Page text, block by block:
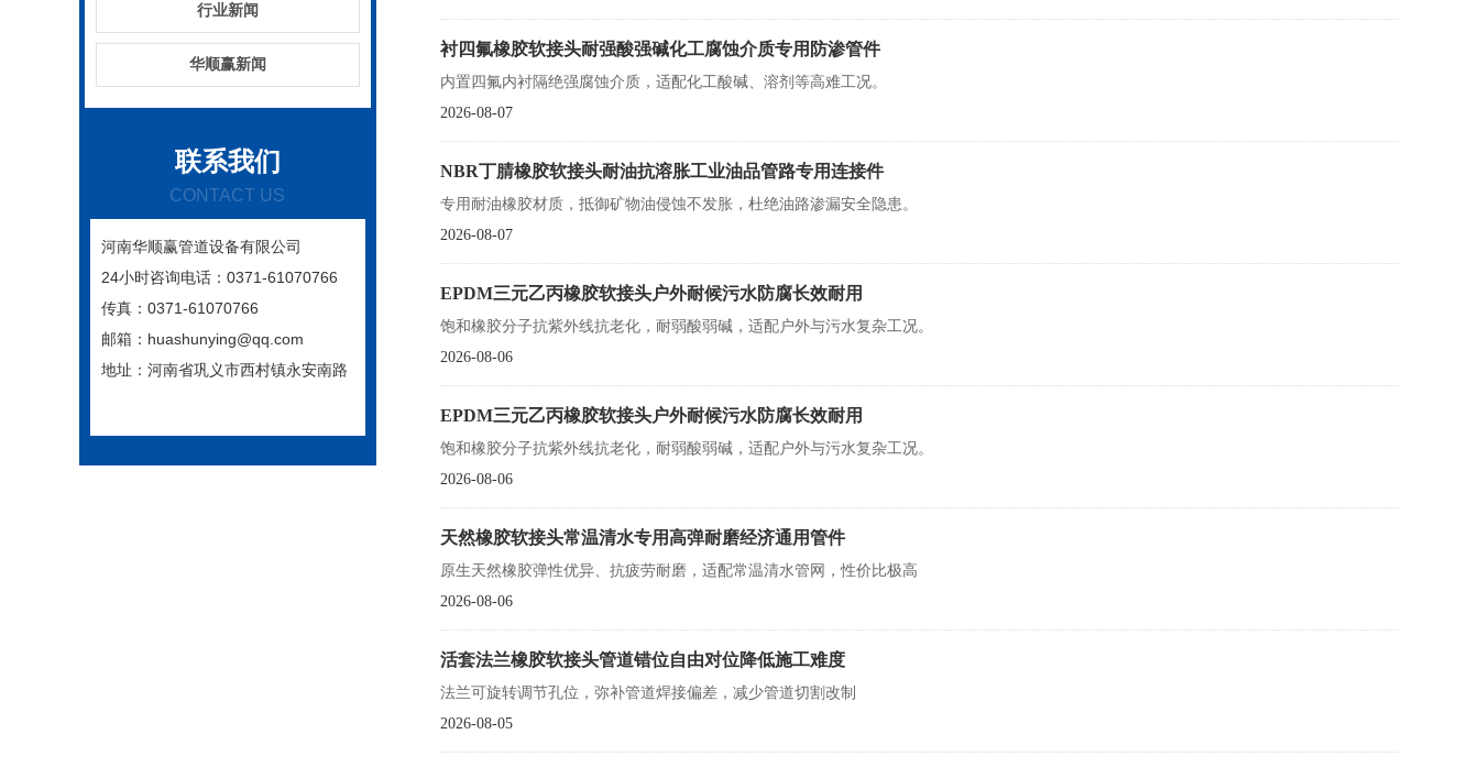
行业新闻
华顺赢新闻
联系我们
CONTACT US
河南华顺赢管道设备有限公司
24小时咨询电话：0371-61070766
传真：0371-61070766
邮箱：huashunying@qq.com
地址：河南省巩义市西村镇永安南路
衬四氟橡胶软接头耐强酸强碱化工腐蚀介质专用防渗管件
内置四氟内衬隔绝强腐蚀介质，适配化工酸碱、溶剂等高难工况。
2026-08-07
NBR丁腈橡胶软接头耐油抗溶胀工业油品管路专用连接件
专用耐油橡胶材质，抵御矿物油侵蚀不发胀，杜绝油路渗漏安全隐患。
2026-08-07
EPDM三元乙丙橡胶软接头户外耐候污水防腐长效耐用
饱和橡胶分子抗紫外线抗老化，耐弱酸弱碱，适配户外与污水复杂工况。
2026-08-06
EPDM三元乙丙橡胶软接头户外耐候污水防腐长效耐用
饱和橡胶分子抗紫外线抗老化，耐弱酸弱碱，适配户外与污水复杂工况。
2026-08-06
天然橡胶软接头常温清水专用高弹耐磨经济通用管件
原生天然橡胶弹性优异、抗疲劳耐磨，适配常温清水管网，性价比极高
2026-08-06
活套法兰橡胶软接头管道错位自由对位降低施工难度
法兰可旋转调节孔位，弥补管道焊接偏差，减少管道切割改制
2026-08-05